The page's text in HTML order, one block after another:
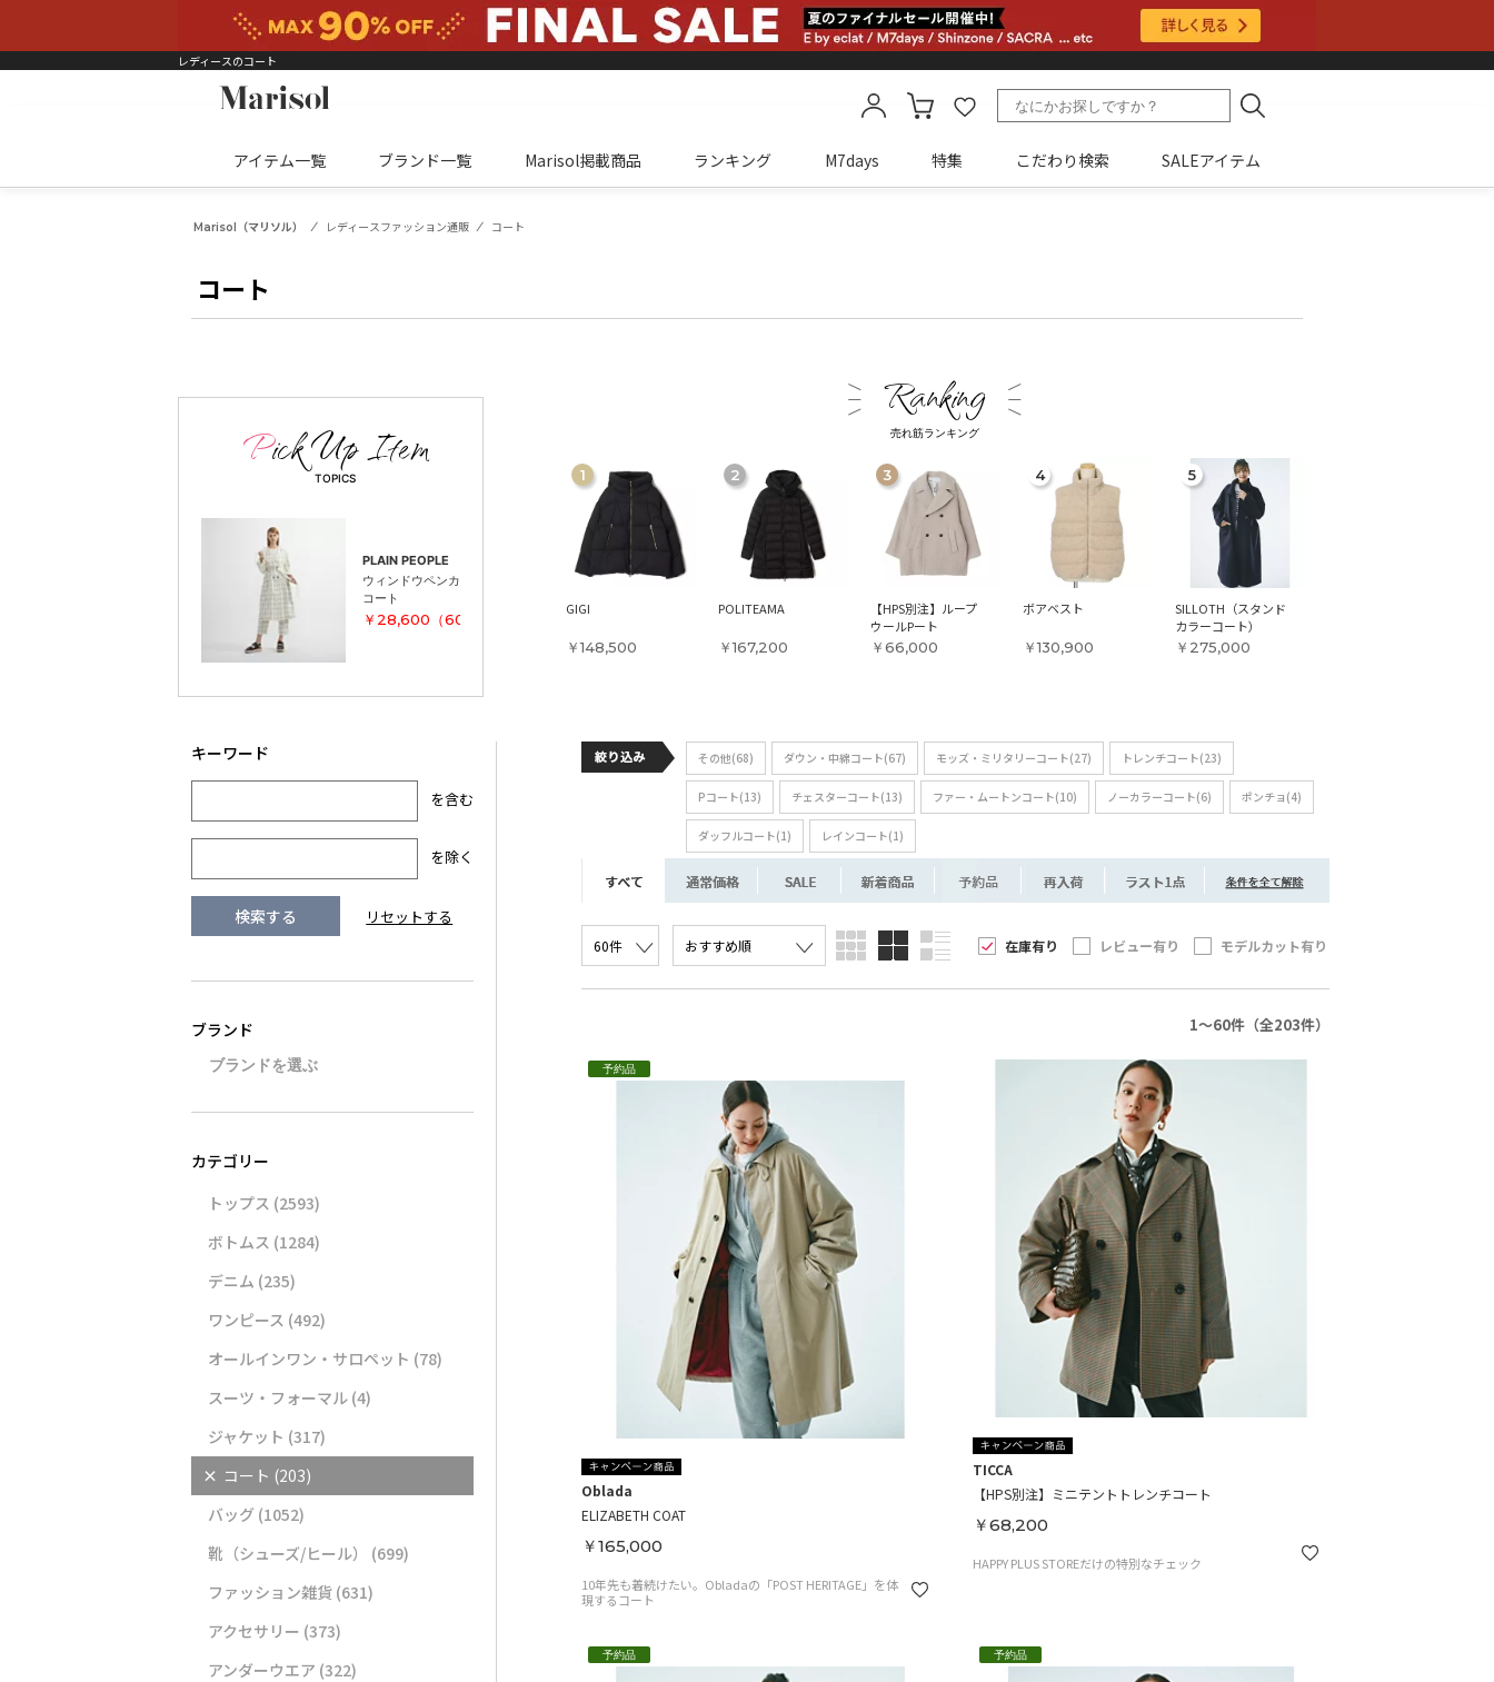
レディースのコート
アイテム一覧 ブランド一覧 Marisol掲載商品 ランキング M7days 特集 こだわり検索 SALEアイテム
Marisol（マリソル） レディースファッション通販 コート
コート
TOPICS
PLAIN PEOPLE
ウィンドウペンカラーレス
コート
￥28,600（60％OFF）
売れ筋ランキング
GIGI
￥148,500
POLITEAMA
￥167,200
【HPS別注】ループ
ウールPート
￥66,000
ボアベスト
￥130,900
SILLOTH（スタンド
カラーコート）
￥275,000
を含む
を除く
トップス (2593)
ボトムス (1284)
デニム (235)
ワンピース (492)
オールインワン・サロペット (78)
スーツ・フォーマル (4)
ジャケット (317)
× コート (203)
バッグ (1052)
靴（シューズ/ヒール）
(699)
ファッション雑貨 (631)
アクセサリー (373)
アンダーウエア (322)
その他(68) ダウン・中綿コート(67) モッズ・ミリタリーコート(27) トレンチコート(23)
Pコート(13) チェスターコート(13) ファー・ムートンコート(10) ノーカラーコート(6) ポンチョ(4)
ダッフルコート(1) レインコート(1)
在庫有り レビュー有り モデルカット有り
1～60件（全203件）
予約品
Oblada
ELIZABETH COAT
￥165,000
10年先も着続けたい。Obladaの「POST HERITAGE」を体
現するコート
TICCA
【HPS別注】ミニテントトレンチコート
￥68,200
HAPPY PLUS STOREだけの特別なチェック
予約品 予約品